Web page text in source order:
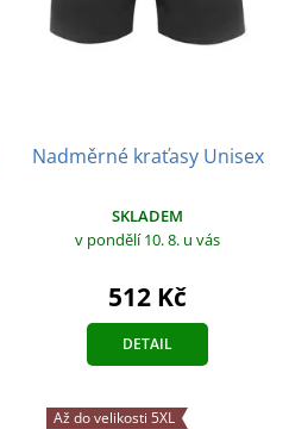
Nadměrné kraťasy Unisex
SKLADEM
v pondělí 10. 8. u vás
512 Kč
DETAIL
Až do velikosti 5XL